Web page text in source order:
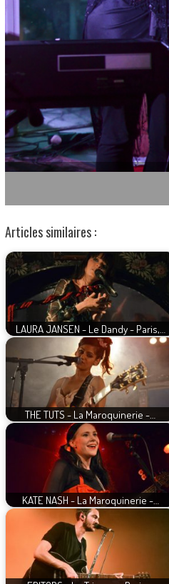
Articles similaires :
LAURA JANSEN - Le Dandy - Paris,…
THE TUTS - La Maroquinerie -…
KATE NASH - La Maroquinerie -…